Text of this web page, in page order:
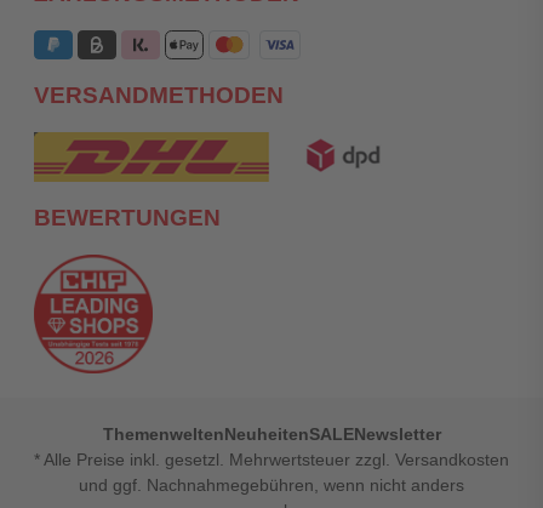
VERSANDMETHODEN
BEWERTUNGEN
ThemenweltenNeuheitenSALENewsletter
* Alle Preise inkl. gesetzl. Mehrwertsteuer zzgl. Versandkosten
und ggf. Nachnahmegebühren, wenn nicht anders